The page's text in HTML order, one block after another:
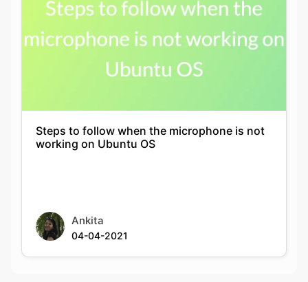
Steps to follow when the microphone is not
working on Ubuntu OS
Ankita
04-04-2021